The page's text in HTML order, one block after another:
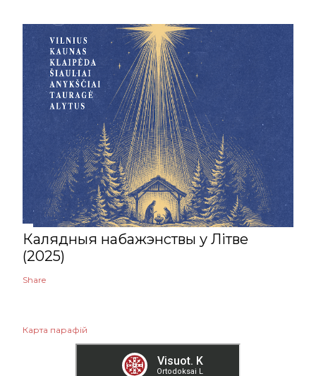
Калядныя набажэнствы у Літве
(2025)
Share
Карта парафій